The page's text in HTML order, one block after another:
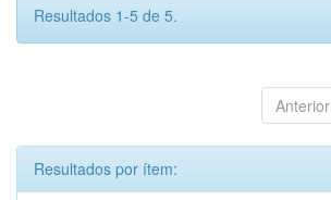
Resultados 1-5 de 5.
Anterior
Resultados por ítem: